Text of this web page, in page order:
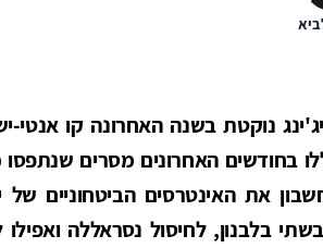
נוקטת בשנה האחרונה קו
בחודשים האחרונים מסרים
את האינטרסים הביטחוניים של
בלבנון, לחיסול נסראללה